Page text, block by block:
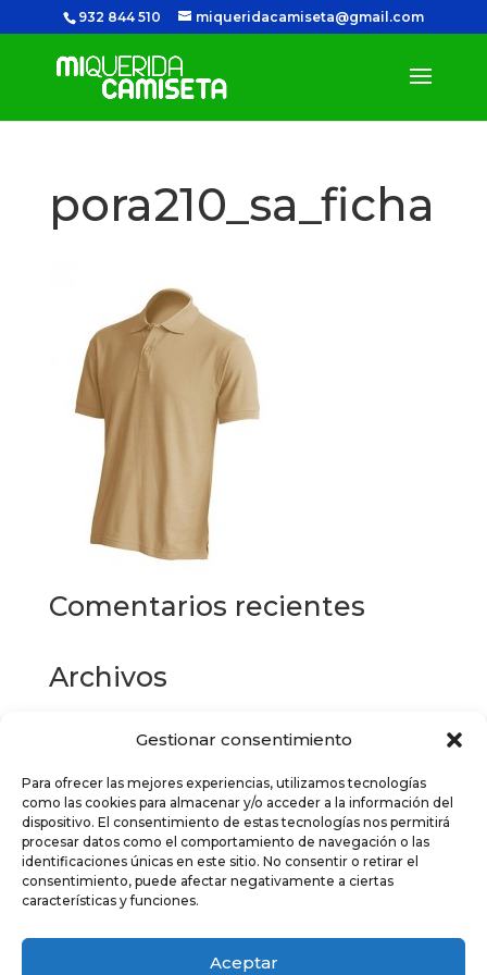
Gestionar consentimiento
Para ofrecer las mejores experiencias, utilizamos tecnologías
como las cookies para almacenar y/o acceder a la información del
dispositivo. El consentimiento de estas tecnologías nos permitirá
procesar datos como el comportamiento de navegación o las
identificaciones únicas en este sitio. No consentir o retirar el
consentimiento, puede afectar negativamente a ciertas
características y funciones.
Aceptar
932 844 510 miqueridacamiseta@gmail.com
pora210_sa_ficha
Comentarios recientes
Archivos
Categorías
No hay categorías
Meta
Acceder
Feed de entradas
Feed de comentarios